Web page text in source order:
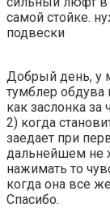
самой стойке.
подвески
Добрый день, у
тумблер обдува
как заслонка
2) когда
заедает при
дальнейшем не
нажимать то
когда она все
Спасибо.